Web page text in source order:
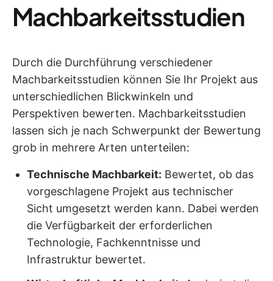
Machbarkeitsstudien
Durch die Durchführung verschiedener
Machbarkeitsstudien können Sie Ihr Projekt aus
unterschiedlichen Blickwinkeln und
Perspektiven bewerten. Machbarkeitsstudien
lassen sich je nach Schwerpunkt der Bewertung
grob in mehrere Arten unterteilen:
Technische Machbarkeit: Bewertet, ob das
vorgeschlagene Projekt aus technischer
Sicht umgesetzt werden kann. Dabei werden
die Verfügbarkeit der erforderlichen
Technologie, Fachkenntnisse und
Infrastruktur bewertet.